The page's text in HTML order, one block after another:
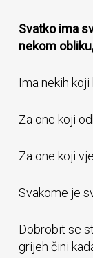
Svatko ima
nekom
Ima nekih koji
Za one koji
Za one koji
Svakome je
Dobrobit se
grijeh čini